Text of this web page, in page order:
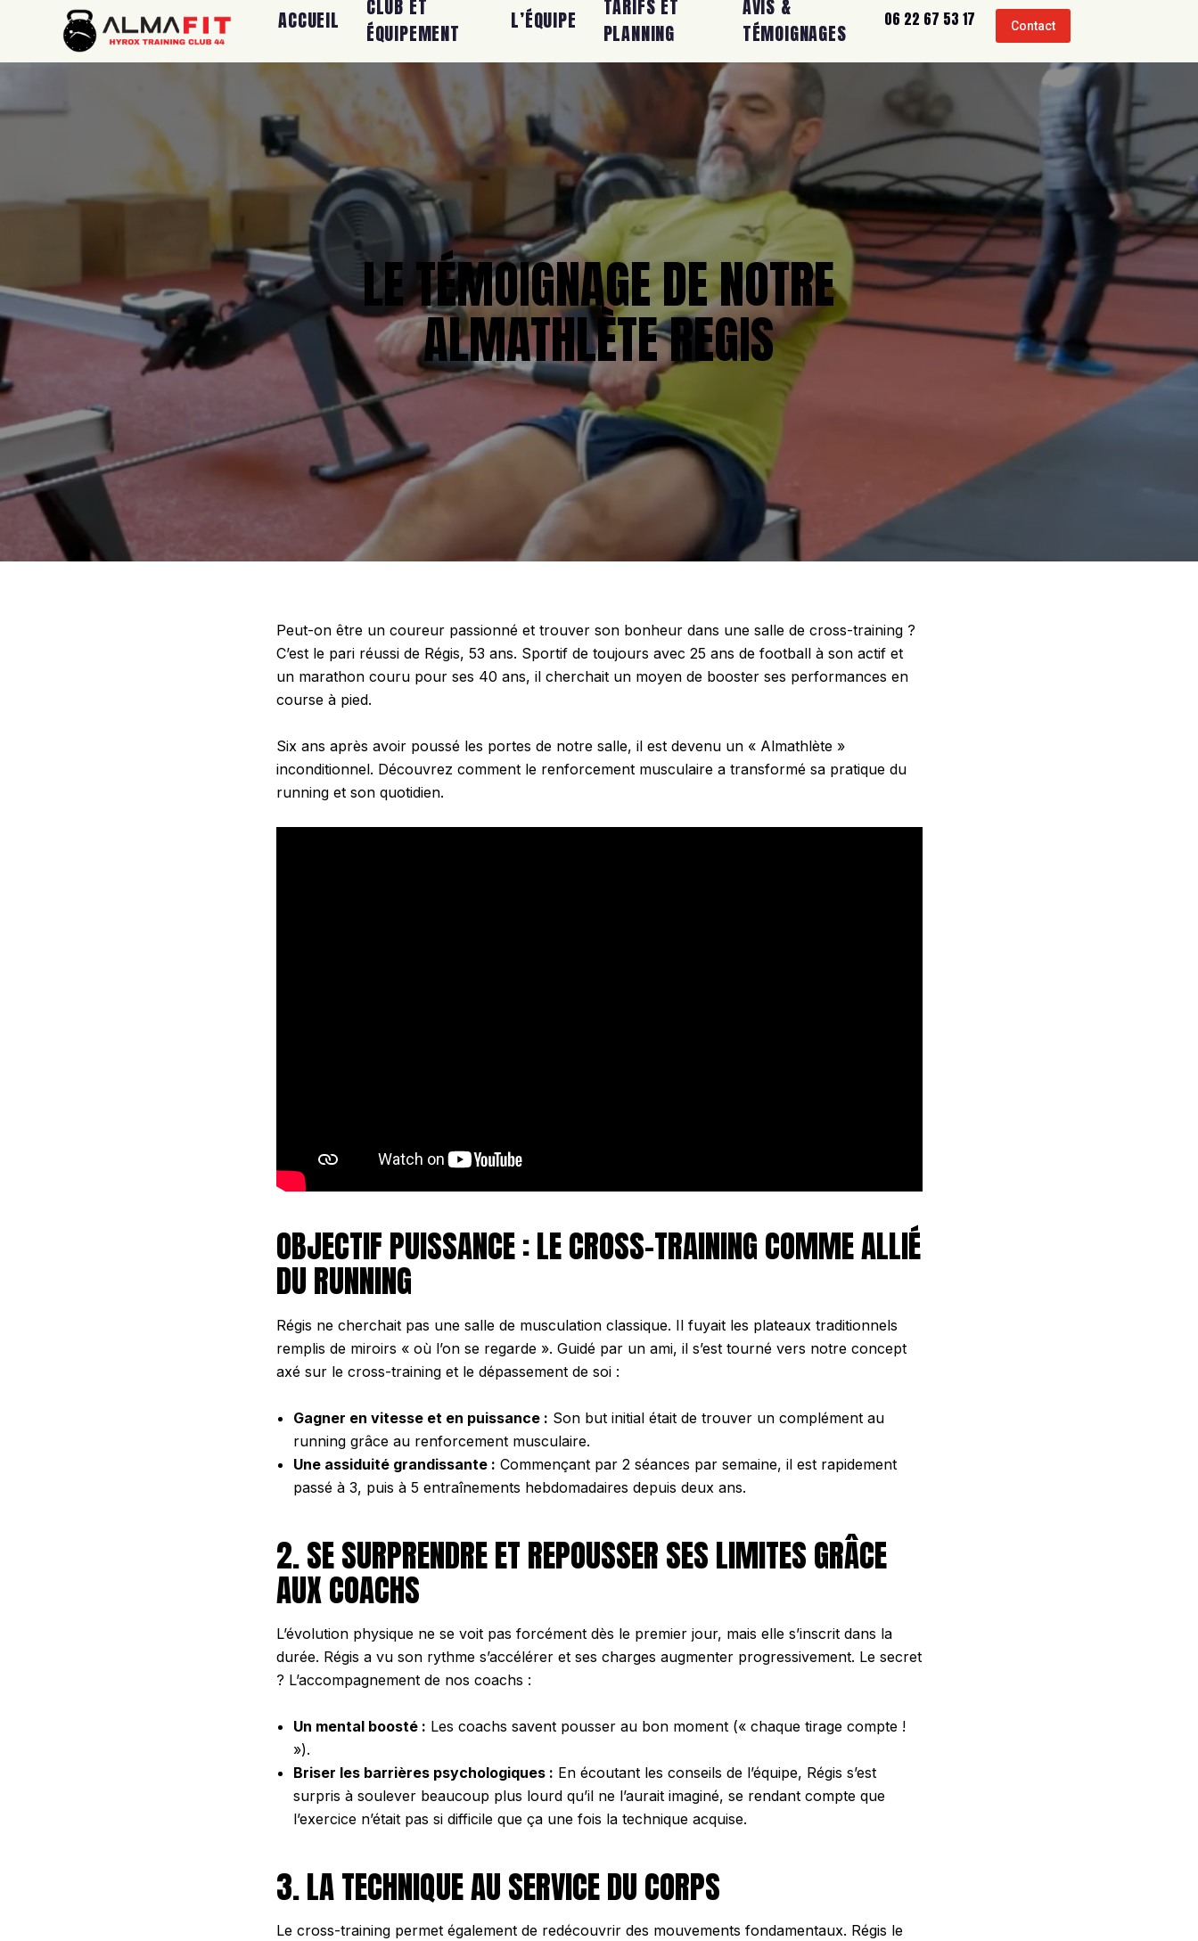
ACCUEIL
CLUB ET
ÉQUIPEMENT
L’ÉQUIPE
TARIFS ET
PLANNING
AVIS &
TÉMOIGNAGES
06 22 67 53 17 Contact
LE TÉMOIGNAGE DE NOTRE
ALMATHLÈTE REGIS
Peut-on être un coureur passionné et trouver son bonheur dans une salle de cross-training ?
C’est le pari réussi de Régis, 53 ans. Sportif de toujours avec 25 ans de football à son actif et
un marathon couru pour ses 40 ans, il cherchait un moyen de booster ses performances en
course à pied.
Six ans après avoir poussé les portes de notre salle, il est devenu un « Almathlète »
inconditionnel. Découvrez comment le renforcement musculaire a transformé sa pratique du
running et son quotidien.
OBJECTIF PUISSANCE : LE CROSS-TRAINING COMME ALLIÉ
DU RUNNING
Régis ne cherchait pas une salle de musculation classique. Il fuyait les plateaux traditionnels
remplis de miroirs « où l’on se regarde ». Guidé par un ami, il s’est tourné vers notre concept
axé sur le cross-training et le dépassement de soi :
Gagner en vitesse et en puissance : Son but initial était de trouver un complément au
running grâce au renforcement musculaire.
Une assiduité grandissante : Commençant par 2 séances par semaine, il est rapidement
passé à 3, puis à 5 entraînements hebdomadaires depuis deux ans.
2. SE SURPRENDRE ET REPOUSSER SES LIMITES GRÂCE
AUX COACHS
L’évolution physique ne se voit pas forcément dès le premier jour, mais elle s’inscrit dans la
durée. Régis a vu son rythme s’accélérer et ses charges augmenter progressivement. Le secret
? L’accompagnement de nos coachs :
Un mental boosté : Les coachs savent pousser au bon moment (« chaque tirage compte !
»).
Briser les barrières psychologiques : En écoutant les conseils de l’équipe, Régis s’est
surpris à soulever beaucoup plus lourd qu’il ne l’aurait imaginé, se rendant compte que
l’exercice n’était pas si difficile que ça une fois la technique acquise.
3. LA TECHNIQUE AU SERVICE DU CORPS
Le cross-training permet également de redécouvrir des mouvements fondamentaux. Régis le